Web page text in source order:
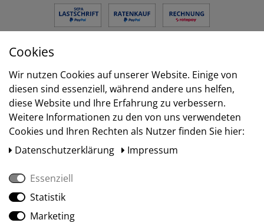
Versand
Social Media
Cookies
Wir nutzen Cookies auf unserer Website. Einige von
diesen sind essenziell, während andere uns helfen,
diese Website und Ihre Erfahrung zu verbessern.
Weitere Informationen zu den von uns verwendeten
Cookies und Ihren Rechten als Nutzer finden Sie hier:
Daten­schutz­erklärung
Impressum
Essenziell
Statistik
Marketing